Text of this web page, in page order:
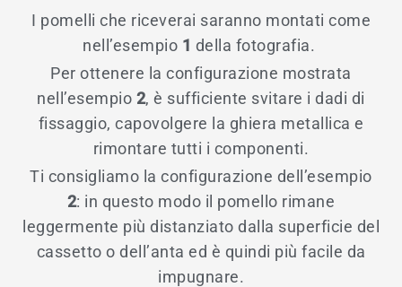
I pomelli che riceverai saranno montati come
nell’esempio 1 della fotografia.
Per ottenere la configurazione mostrata
nell’esempio 2, è sufficiente svitare i dadi di
fissaggio, capovolgere la ghiera metallica e
rimontare tutti i componenti.
Ti consigliamo la configurazione dell’esempio
2: in questo modo il pomello rimane
leggermente più distanziato dalla superficie del
cassetto o dell’anta ed è quindi più facile da
impugnare.